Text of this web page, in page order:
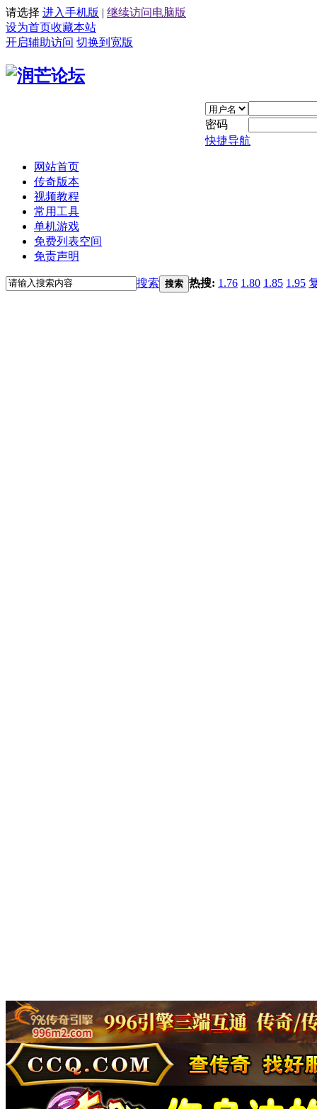
请选择 进入手机版 | 继续访问电脑版
设为首页收藏本站
开启辅助访问 切换到宽版
密码
快捷导航
网站首页
传奇版本
视频教程
常用工具
单机游戏
免费列表空间
免责声明
搜索 搜索 热搜: 1.76 1.80 1.85 1.95